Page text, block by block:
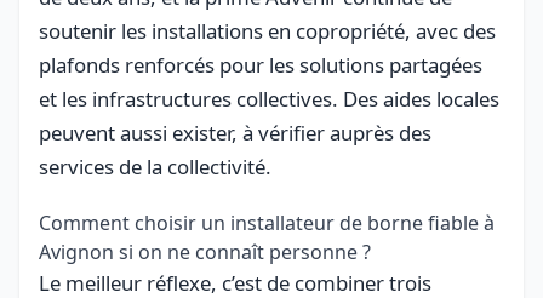
soutenir les installations en copropriété, avec des
plafonds renforcés pour les solutions partagées
et les infrastructures collectives. Des aides locales
peuvent aussi exister, à vérifier auprès des
services de la collectivité.
Comment choisir un installateur de borne fiable à
Avignon si on ne connaît personne ?
Le meilleur réflexe, c’est de combiner trois